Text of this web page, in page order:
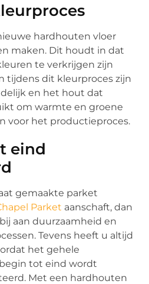
hardhouten vloer
maken. Dit houdt in dat
te verkrijgen zijn
tijdens dit kleurproces zijn
en het hout dat
om warmte en groene
voor het productieproces.
eind
gemaakte parket
Parket aanschaft, dan
aan duurzaamheid en
Tevens heeft u altijd
het gehele
tot eind wordt
Met een hardhouten